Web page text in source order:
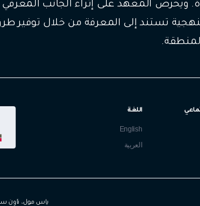
ويحرص المعهد على إثراء الجانب
تستند إلى المعرفة من خلال توفير
اللغة
English
العربية
ياس مول، تاون